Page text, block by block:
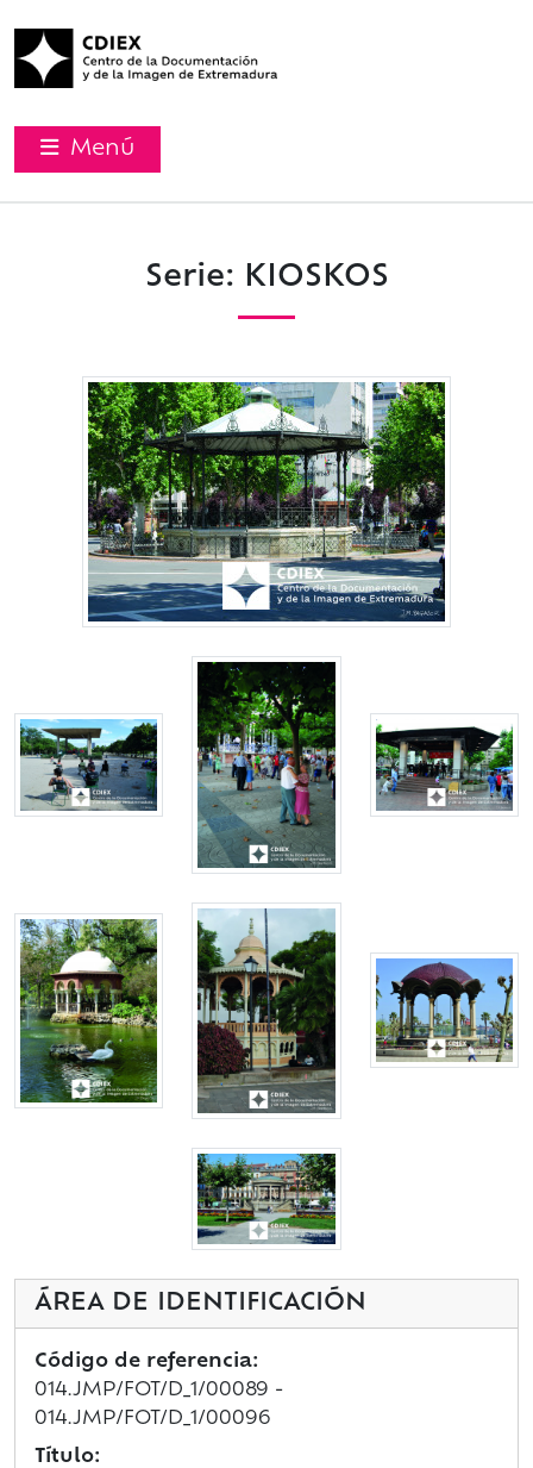
Menú
Serie: KIOSKOS
ÁREA DE IDENTIFICACIÓN
Código de referencia:
014.JMP/FOT/D_1/00089 -
014.JMP/FOT/D_1/00096
Título: